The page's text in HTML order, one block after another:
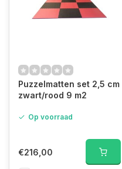
Puzzelmatten set 2,5 cm
zwart/rood 9 m2
Op voorraad
€216,00